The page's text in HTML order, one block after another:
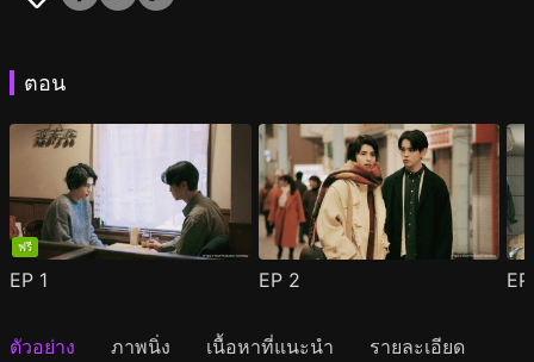
ตอน
ฟรี
EP 1 EP 2
ตัวอย่าง ภาพนิ่ง เนื้อหาที่แนะนำ รายละเอียด